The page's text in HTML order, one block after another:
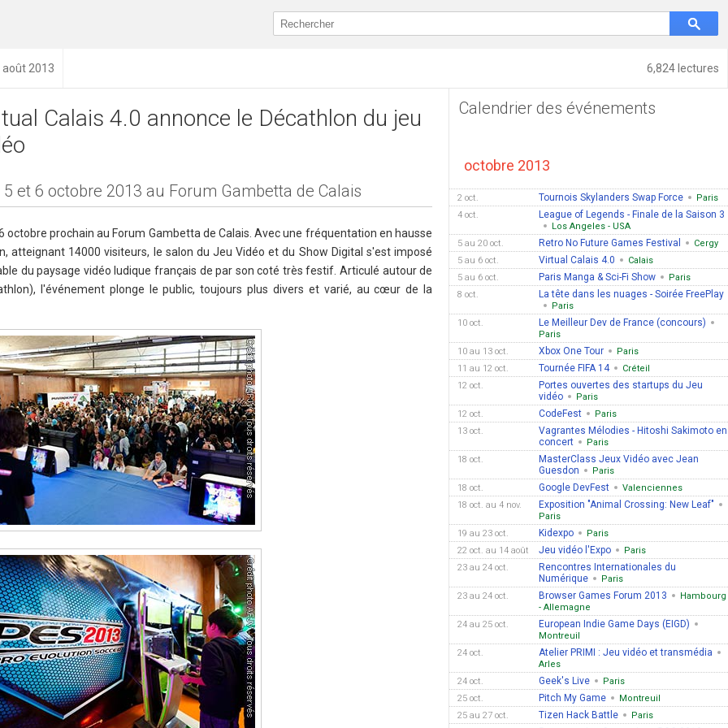
6,824 lectures
2013
Calais 4.0 annonce le Décathlon du jeu
5 et 6 octobre 2013 au Forum Gambetta de Calais
octobre prochain au Forum Gambetta de Calais. Avec une fréquentation en hausse
atteignant 14000 visiteurs, le salon du Jeu Vidéo et du Show Digital s'est imposé
du paysage vidéo ludique français de par son coté très festif. Articulé autour de
l'événement plonge le public, toujours plus divers et varié, au cœur de la
Calendrier des événements
octobre 2013
2 oct. Tournois Skylanders Swap Force
Paris
4 oct.
League of Legends - Finale de la Saison 3
Los Angeles - USA
5 au 20 oct.
Retro No Future Games Festival
Cergy
5 au 6 oct.
Virtual Calais 4.0
Calais
5 au 6 oct.
Paris Manga & Sci-Fi Show
Paris
8 oct.
La tête dans les nuages - Soirée FreePlay
Paris
10 oct.
Le Meilleur Dev de France (concours)
Paris
10 au 13 oct.
Xbox One Tour
Paris
11 au 12 oct.
Tournée FIFA 14
Créteil
12 oct.
Portes ouvertes des startups du Jeu
vidéo
Paris
12 oct.
CodeFest
Paris
13 oct.
Vagrantes Mélodies - Hitoshi Sakimoto en
concert
Paris
18 oct.
MasterClass Jeux Vidéo avec Jean
Guesdon
Paris
18 oct.
Google DevFest
Valenciennes
18 oct. au 4 nov.
Exposition "Animal Crossing: New Leaf"
Paris
19 au 23 oct.
Kidexpo
Paris
22 oct. au 14 août
Jeu vidéo l'Expo
Paris
23 au 24 oct.
Rencontres Internationales du
Numérique
Paris
23 au 24 oct.
Browser Games Forum 2013
Hambourg
- Allemagne
24 au 25 oct.
European Indie Game Days (EIGD)
Montreuil
24 oct.
Atelier PRIMI : Jeu vidéo et transmédia
Arles
24 oct.
Geek's Live
Paris
25 oct.
Pitch My Game
Montreuil
25 au 27 oct.
Tizen Hack Battle
Paris